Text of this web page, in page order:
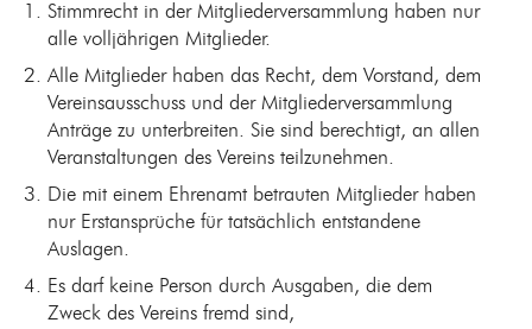
Stimmrecht in der Mitgliederversammlung haben nur
alle volljährigen Mitglieder.
Alle Mitglieder haben das Recht, dem Vorstand, dem
Vereinsausschuss und der Mitgliederversammlung
Anträge zu unterbreiten. Sie sind berechtigt, an allen
Veranstaltungen des Vereins teilzunehmen.
Die mit einem Ehrenamt betrauten Mitglieder haben
nur Erstansprüche für tatsächlich entstandene
Auslagen.
Es darf keine Person durch Ausgaben, die dem
Zweck des Vereins fremd sind,